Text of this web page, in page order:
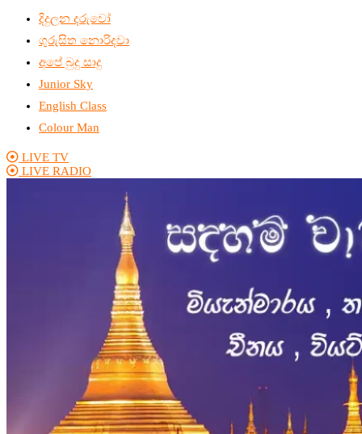
දිදුලන දරුවෝ
ගුරුසිත නොරිදවා
අපේ බුදු සාදු
Junior Sky
English Class
Colour Man
LIVE TV
LIVE RADIO